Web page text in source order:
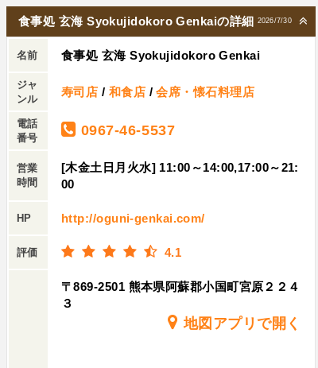
2026/7/30
食事処 玄海 Syokujidokoro Genkaiの詳細
名前 食事処 玄海 Syokujidokoro Genkai
ジャ
ンル
寿司店 / 和食店 /会席・懐石料理店
電話
番号
0967-46-5537
営業
時間
[木金土日月火水] 11:00～14:00,17:00～21:
00
HP http://oguni-genkai.com/
評価 4.1
〒869-2501 熊本県阿蘇郡小国町宮原２２４
３
地図アプリで開く